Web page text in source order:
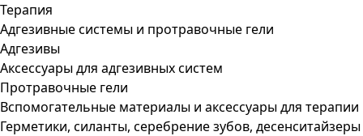
Терапия
Адгезивные системы и протравочные гели
Адгезивы
Аксессуары для адгезивных систем
Протравочные гели
Вспомогательные материалы и аксессуары для терапии
Герметики, силанты, серебрение зубов, десенситайзеры